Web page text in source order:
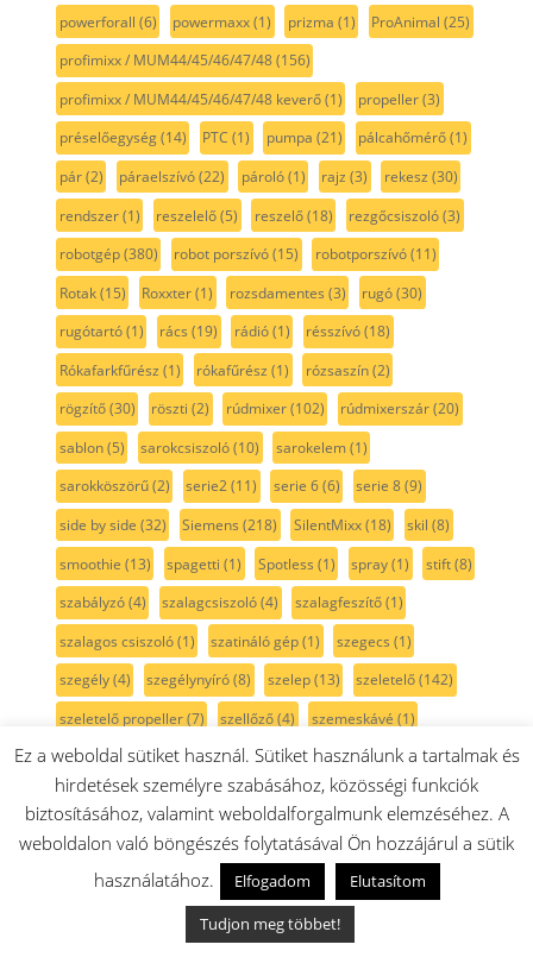
powerforall (6) powermaxx(1) prizma (1) ProAnimal (25)
profimixx / MUM44/45/46/47/48(156)
profimixx / MUM44/45/46/47/48 keverő(1) propeller(3)
préselőegység(14) PTC (1) pumpa (21) pálcahőmérő(1)
pár(2) páraelszívó(22) pároló(1) rajz (3) rekesz (30)
rendszer(1) reszelelő(5) reszelő(18) rezgőcsiszoló(3)
robotgép(380) robot porszívó(15) robotporszívó(11)
Rotak(15) Roxxter(1) rozsdamentes (3) rugó(30)
rugótartó(1) rács (19) rádió(1) résszívó(18)
Rókafarkfűrész (1) rókafűrész (1) rózsaszín(2)
rögzítő(30) röszti (2) rúdmixer(102) rúdmixerszár(20)
sablon(5) sarokcsiszoló(10) sarokelem(1)
sarokköszörű(2) serie2(11) serie 6(6) serie 8(9)
side by side (32) Siemens (218) SilentMixx(18) skil (8)
smoothie (13) spagetti (1) Spotless (1) spray(1) stift(8)
szabályzó(4) szalagcsiszoló(4) szalagfeszítő(1)
szalagos csiszoló(1) szatináló gép(1) szegecs (1)
szegély(4) szegélynyíró(8) szelep(13) szeletelő(142)
szeletelő propeller(7) szellőző(4) szemeskávé (1)
szenzor(17) szerszám(6) szervíz(9) szett(47)
szikra(11) szikrafej(2) szikragyűjtó(8) szikráztató(6)
szilikon
(13) szilikonzsír(2) szimering (28) szitaszűrő
(5)
szivattyú(29) szivattyúház(4) szán szárny(3)
szárítógépajtó(13) szárítógép szíj
Ez a weboldal sütiket használ. Sütiket használunk a tartalmak és
hirdetések személyre szabásához, közösségi funkciók
biztosításához, valamint weboldalforgalmunk elemzéséhez. A
weboldalon való böngészés folytatásával Ön hozzájárul a sütik
használatához.
Elfogadom
Elutasítom
Tudjon meg többet!